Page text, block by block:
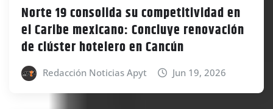
Norte 19 consolida su competitividad en
el Caribe mexicano: Concluye renovación
de clúster hotelero en Cancún
Redacción Noticias Apyt Jun 19, 2026